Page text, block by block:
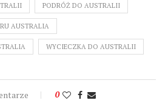
PODRÓŻ DO AUSTRALII
AUSTRALIA
WYCIECZKA DO AUSTRALII
0